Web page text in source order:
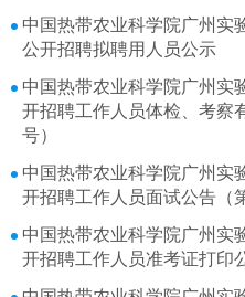
中国热带农业科学院广州实
公开招聘拟聘用人员公示
中国热带农业科学院广州实
开招聘工作人员体检、考察
号）
中国热带农业科学院广州实
开招聘工作人员面试公告（
中国热带农业科学院广州实
开招聘工作人员准考证打印